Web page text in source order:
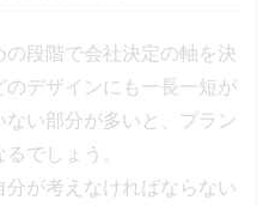
段階で会社決定の軸を決
デザインにも一長一短が
い部分が多いと、プラン
でしょう。
が考えなければならない